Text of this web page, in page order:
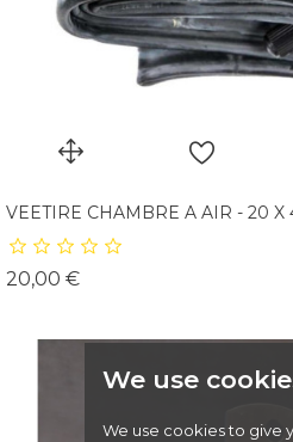
We use
We use cookies to give
VEETIRE CHAMBRE A AIR - 20 X
20,00 €Prix